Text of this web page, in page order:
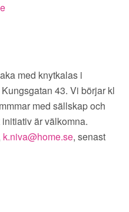
med knytkalas i
43. Vi börjar kl
med sällskap och
är välkomna.
k.niva@home.se, senast